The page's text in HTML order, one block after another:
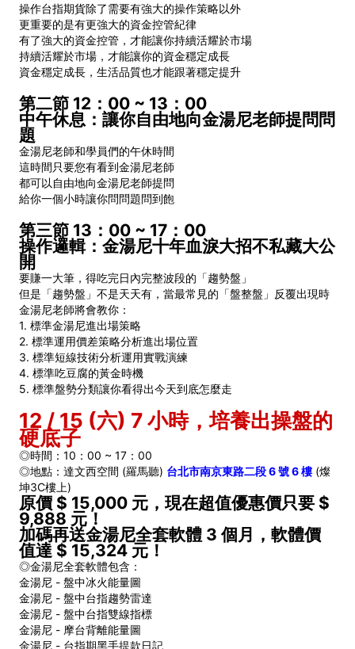
操作台指期貨除了需要有強大的操作策略以外
更重要的是有更強大的資金控管紀律
有了強大的資金控管，才能讓你持續活耀於市場
持續活耀於市場，才能讓你的資金穩定成長
資金穩定成長，生活品質也才能跟著穩定提升
第二節 12：00 ~ 13：00
中午休息：讓你自由地向金湯尼老師提問問
題
金湯尼老師和學員們的午休時間
這時間只要您有看到金湯尼老師
都可以自由地向金湯尼老師提問
給你一個小時讓你問問題問到飽
第三節 13：00 ~ 17：00
操作邏輯：金湯尼十年血淚大招不私藏大公
開
要賺一大筆，得吃完日內完整波段的「趨勢盤」
但是「趨勢盤」不是天天有，當最常見的「盤整盤」反覆出現時
金湯尼老師將會教你：
1. 標準金湯尼進出場策略
2. 標準運用價差策略分析進出場位置
3. 標準短線技術分析運用實戰演練
4. 標準吃豆腐的黃金時機
5. 標準盤勢分類讓你看得出今天到底怎麼走
12 / 15 (六) 7 小時，培養出操盤的
硬底子
◎時間：10：00 ~ 17：00
◎地點：達文西空間 (羅馬聽) 台北市南京東路二段 6 號 6 樓(燦
坤3C樓上)
原價 $ 15,000 元，現在超值優惠價只要 $
9,888 元！
加碼再送金湯尼全套軟體 3 個月，軟體價
值達 $ 15,324 元！
◎金湯尼全套軟體包含：
金湯尼 - 盤中冰火能量圖
金湯尼 - 盤中台指趨勢雷達
金湯尼 - 盤中台指雙線指標
金湯尼 - 摩台背離能量圖
金湯尼 - 台指期黑手提款日記